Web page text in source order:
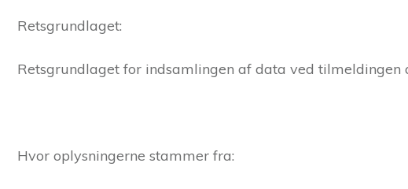
Retsgrundlaget:
Retsgrundlaget for indsamlingen af data ved tilmeldingen
Hvor oplysningerne stammer fra: